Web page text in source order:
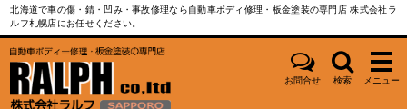
北海道で車の傷・錆・凹み・事故修理なら自動車ボディ修理・板金塗装の専門店 株式会社ラ
ルフ札幌店にお任せください。
お問合せ 検索 メニュー